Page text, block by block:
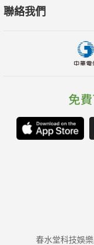
聯絡我們
春水堂科技娛